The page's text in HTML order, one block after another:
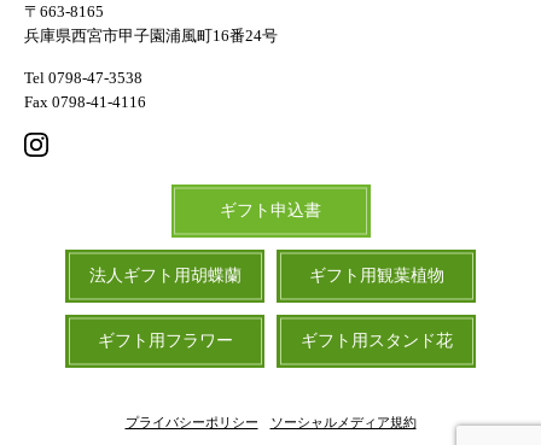
〒663-8165
兵庫県西宮市甲子園浦風町16番24号
Tel 0798-47-3538
Fax 0798-41-4116
ギフト申込書
法人ギフト用胡蝶蘭 ギフト用観葉植物
ギフト用フラワー ギフト用スタンド花
プライバシーポリシー ソーシャルメディア規約